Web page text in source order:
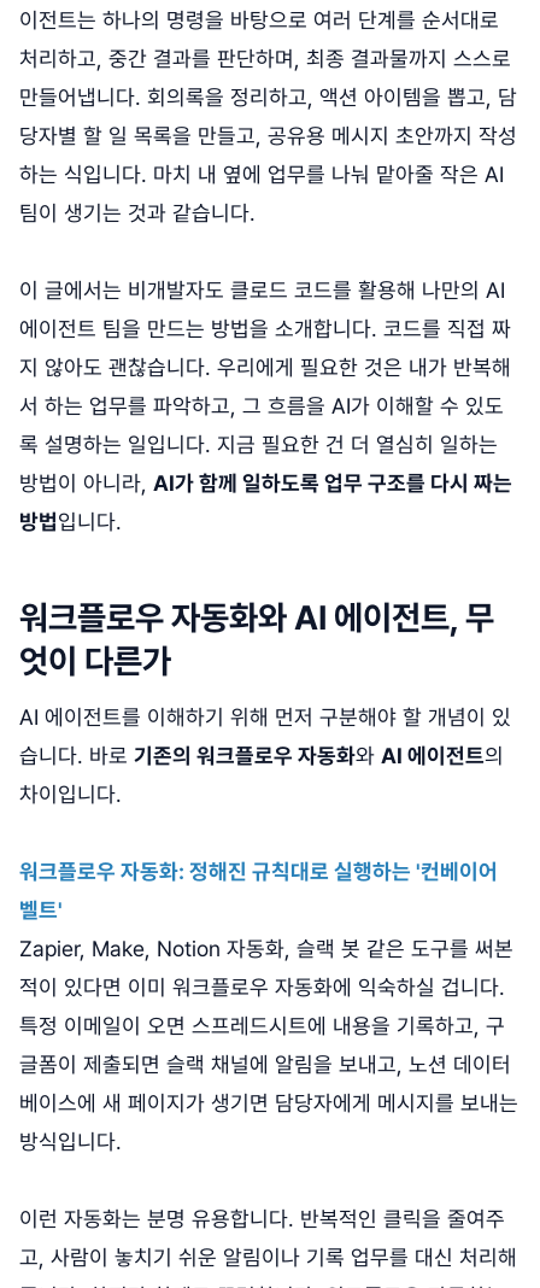
이전트는 하나의 명령을 바탕으로 여러 단계를 순서대로
처리하고, 중간 결과를 판단하며, 최종 결과물까지 스스로
만들어냅니다. 회의록을 정리하고, 액션 아이템을 뽑고, 담
당자별 할 일 목록을 만들고, 공유용 메시지 초안까지 작성
하는 식입니다. 마치 내 옆에 업무를 나눠 맡아줄 작은 AI
팀이 생기는 것과 같습니다.
이 글에서는 비개발자도 클로드 코드를 활용해 나만의 AI
에이전트 팀을 만드는 방법을 소개합니다. 코드를 직접 짜
지 않아도 괜찮습니다. 우리에게 필요한 것은 내가 반복해
서 하는 업무를 파악하고, 그 흐름을 AI가 이해할 수 있도
록 설명하는 일입니다. 지금 필요한 건 더 열심히 일하는
방법이 아니라, AI가 함께 일하도록 업무 구조를 다시 짜는
방법입니다.
워크플로우 자동화와 AI 에이전트, 무
엇이 다른가
AI 에이전트를 이해하기 위해 먼저 구분해야 할 개념이 있
습니다. 바로 기존의 워크플로우 자동화와 AI 에이전트의
차이입니다.
워크플로우 자동화: 정해진 규칙대로 실행하는 '컨베이어
벨트'
Zapier, Make, Notion 자동화, 슬랙 봇 같은 도구를 써본
적이 있다면 이미 워크플로우 자동화에 익숙하실 겁니다.
특정 이메일이 오면 스프레드시트에 내용을 기록하고, 구
글폼이 제출되면 슬랙 채널에 알림을 보내고, 노션 데이터
베이스에 새 페이지가 생기면 담당자에게 메시지를 보내는
방식입니다.
이런 자동화는 분명 유용합니다. 반복적인 클릭을 줄여주
고, 사람이 놓치기 쉬운 알림이나 기록 업무를 대신 처리해